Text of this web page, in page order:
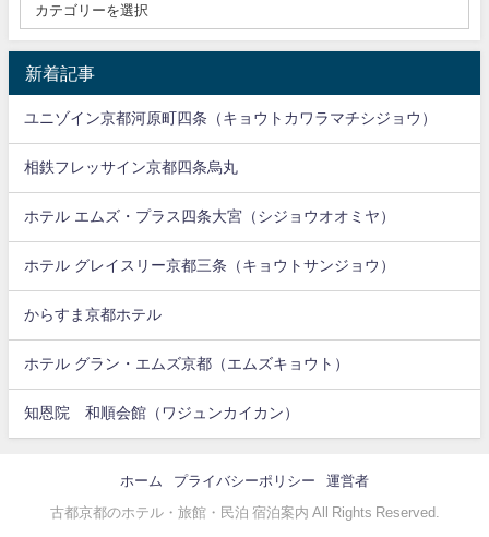
新着記事
ユニゾイン京都河原町四条（キョウトカワラマチシジョウ）
相鉄フレッサイン京都四条烏丸
ホテル エムズ・プラス四条大宮（シジョウオオミヤ）
ホテル グレイスリー京都三条（キョウトサンジョウ）
からすま京都ホテル
ホテル グラン・エムズ京都（エムズキョウト）
知恩院 和順会館（ワジュンカイカン）
ホーム プライバシーポリシー 運営者
古都京都のホテル・旅館・民泊 宿泊案内 All Rights Reserved.